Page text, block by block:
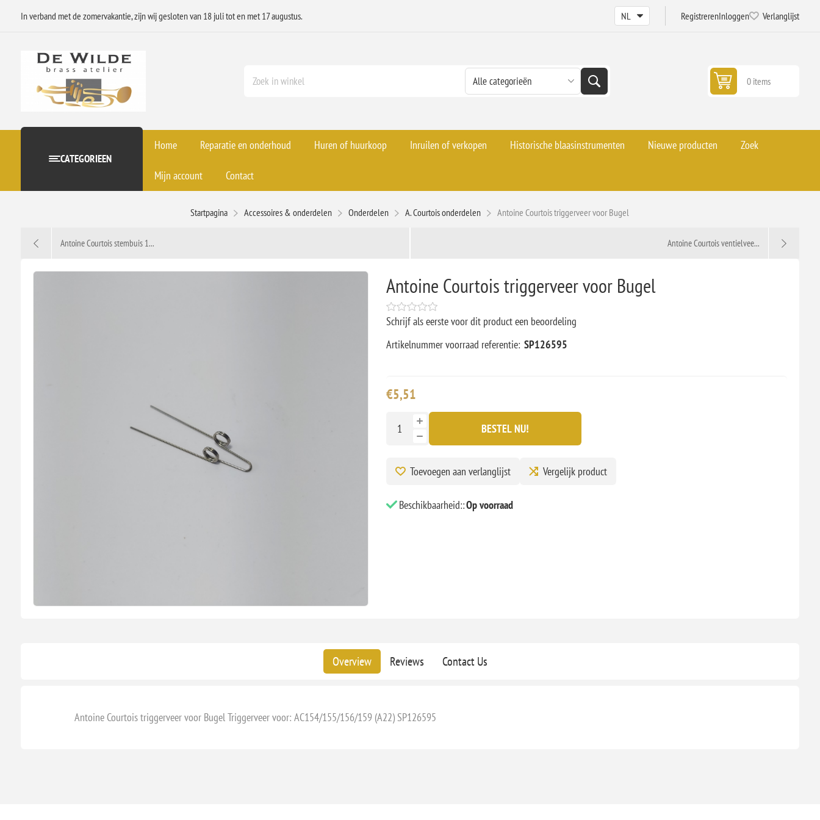
In verband met de zomervakantie, zijn wij gesloten van 18 juli tot en met 17 augustus. RegistrerenInloggen Verlanglijst
0 items
CATEGORIEEN
Home Reparatie en onderhoud Huren of huurkoop Inruilen of verkopen Historische blaasinstrumenten Nieuwe producten Zoek
Mijn account Contact
Startpagina Accessoires & onderdelen Onderdelen A. Courtois onderdelen Antoine Courtois triggerveer voor Bugel
Antoine Courtois stembuis 1... Antoine Courtois ventielvee...
Antoine Courtois triggerveer voor Bugel
Schrijf als eerste voor dit product een beoordeling
Artikelnummer voorraad referentie: SP126595
€5,51
BESTEL NU!
Toevoegen aan verlanglijst Vergelijk product
Beschikbaarheid::Op voorraad
Overview Reviews Contact Us
Antoine Courtois triggerveer voor Bugel Triggerveer voor: AC154/155/156/159 (A22) SP126595